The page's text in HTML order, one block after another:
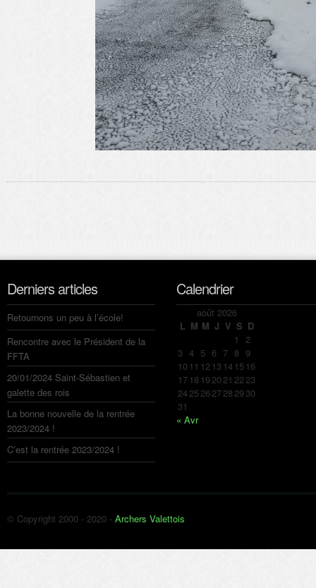
Derniers articles
Retournons un peu à l’école!
Rencontre avec le Président de la
FFTA
20/01/2024 Saint-Sébastien et
galette des rois
La bonne nouvelle de la rentrée
2023/2024 !
C’est la rentrée 2023/2024 !
Calendrier
août 2026
L M M J V S D
1 2
3 4 5 6 7 8 9
10 11 12 13 14 15 16
17 18 192021 2223
24252627282930
31
« Avr
© Copyright 2000 - 2020 - Archers Valettois